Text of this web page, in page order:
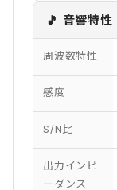
🎵 音響特性
周波数特性
感度
S/N比
出力インピ
ーダンス